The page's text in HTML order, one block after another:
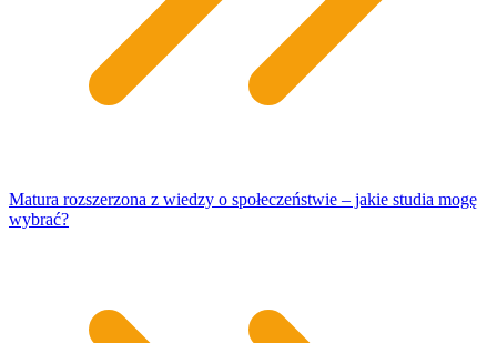
Matura rozszerzona z wiedzy o społeczeństwie – jakie studia mogę
wybrać?